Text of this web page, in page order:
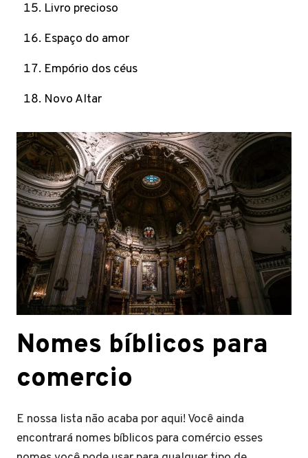
Livro precioso
Espaço do amor
Empório dos céus
Novo Altar
Nomes bíblicos para
comercio
E nossa lista não acaba por aqui! Você ainda
encontrará nomes bíblicos para comércio esses